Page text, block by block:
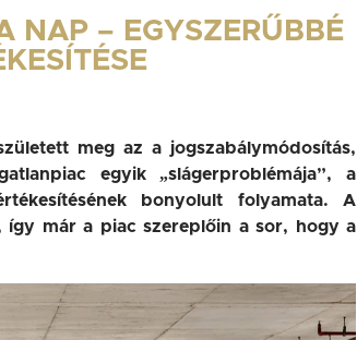
NAP – EGYSZERŰBBÉ
meg az a jogszabálymódosítás,
egyik „slágerproblémája”, a
bonyolult folyamata. A
így már a piac szereplőin a sor, hogy a